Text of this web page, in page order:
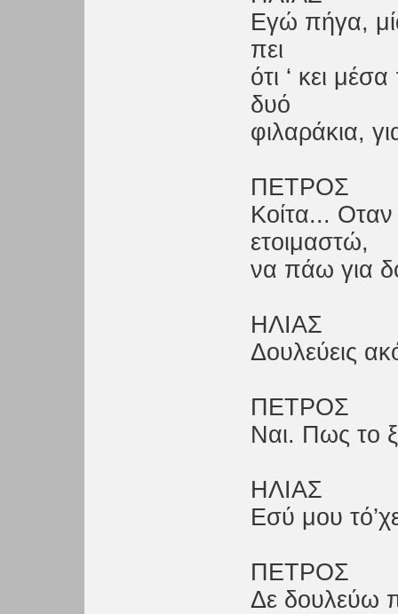
Εγώ πήγα,
πει
ότι ‘ κει
δυό
φιλαράκια,
ΠΕΤΡΟΣ
Κοίτα...
ετοιμαστώ,
να πάω για
ΗΛΙΑΣ
Δουλεύεις
ΠΕΤΡΟΣ
Ναι. Πως το
ΗΛΙΑΣ
Εσύ μου
ΠΕΤΡΟΣ
Δε δουλεύω